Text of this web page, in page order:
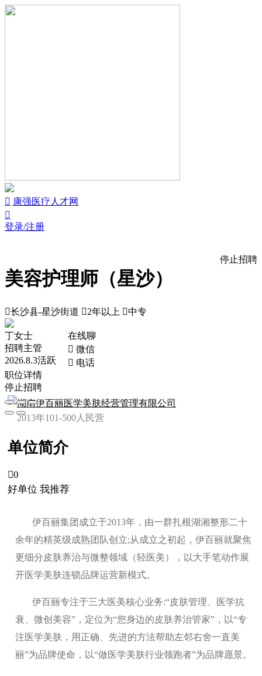
 康强医疗人才网

登录/注册
美容护理师（星沙）
停止招聘
长沙县-星沙街道 2年以上 中专
丁女士
招聘主管
2026.8.3活跃
在线聊
 微信
 电话
职位详情
停止招聘
湖南伊百丽医学美肤经营管理有限公司
2013年101-500人 民营
单位简介
0
好单位 我推荐
伊百丽集团成立于2013年，由一群扎根湖湘整形二十
余年的精英级成熟团队创立;从成立之初起，伊百丽就聚焦
更细分皮肤养治与微整领域（轻医美），以大手笔动作展
开医学美肤连锁品牌运营新模式。
伊百丽专注于三大医美核心业务:“皮肤管理、医学抗
衰、微创美容”，定位为“您身边的皮肤养治管家”，以“专
注医学美肤，用正确、先进的方法帮助左邻右舍一直美
丽”为品牌使命，以“做医学美肤行业领跑者”为品牌愿景。